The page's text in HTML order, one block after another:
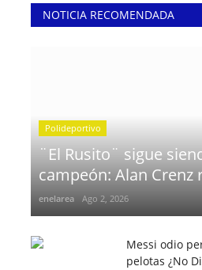
NOTICIA RECOMENDADA
Polideportivo
¨El Rusito¨ sigue
campeón: Alan Crenz
enelarea Ago 2, 2026
Messi odio
pelotas ¿No